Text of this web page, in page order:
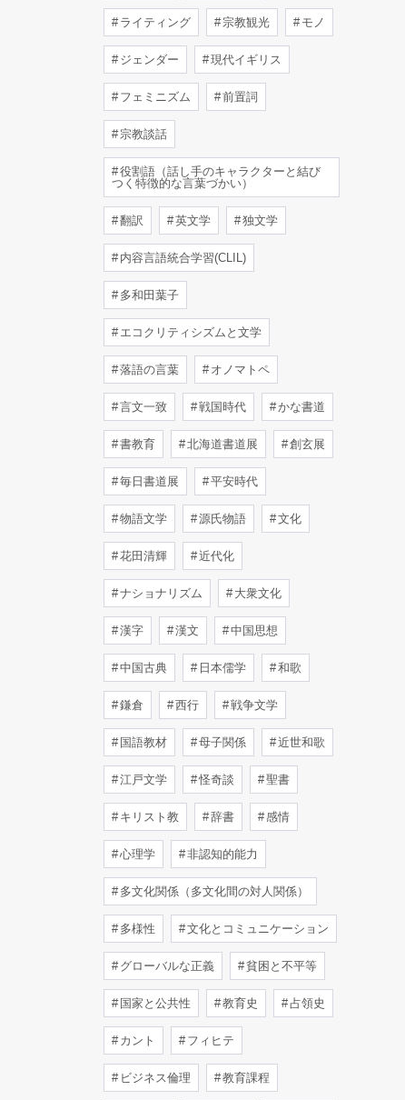
ライティング 宗教観光 モノ
ジェンダー 現代イギリス
フェミニズム 前置詞
宗教談話
役割語（話し手のキャラクターと結び
つく特徴的な言葉づかい）
翻訳 英文学 独文学
内容言語統合学習(CLIL)
多和田葉子
エコクリティシズムと文学
落語の言葉 オノマトペ
言文一致 戦国時代 かな書道
書教育 北海道書道展 創玄展
毎日書道展 平安時代
物語文学 源氏物語 文化
花田清輝 近代化
ナショナリズム 大衆文化
漢字 漢文 中国思想
中国古典 日本儒学 和歌
鎌倉 西行 戦争文学
国語教材 母子関係 近世和歌
江戸文学 怪奇談 聖書
キリスト教 辞書 感情
心理学 非認知的能力
多文化関係（多文化間の対人関係）
多様性 文化とコミュニケーション
グローバルな正義 貧困と不平等
国家と公共性 教育史 占領史
カント フィヒテ
ビジネス倫理 教育課程